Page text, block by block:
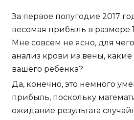
За первое полугодие 2017
весомая прибыль в размере
Мне совсем не ясно, для
анализ крови из вены,
вашего ребенка?
Да, конечно, это немного
прибыль, поскольку
ожидание результата